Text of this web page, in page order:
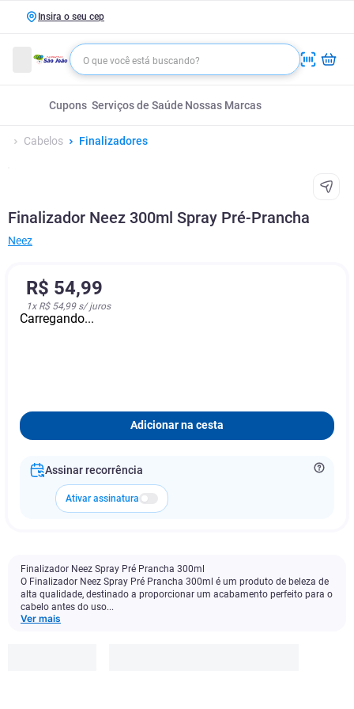
Insira o seu cep
Cupons Serviços de Saúde Nossas Marcas
Cabelos Finalizadores
Finalizador Neez 300ml Spray Pré-Prancha
Neez
R$ 54,99
1x R$ 54,99s/ juros
Carregando...
Adicionar na cesta
Assinar recorrência
Ativar assinatura
Finalizador Neez Spray Pré Prancha 300ml
O Finalizador Neez Spray Pré Prancha 300ml é um produto de beleza de
alta qualidade, destinado a proporcionar um acabamento perfeito para o
cabelo antes do uso...
Ver mais